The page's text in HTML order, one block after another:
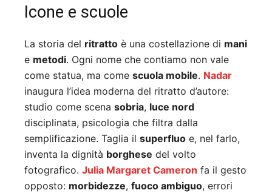
Icone e scuole
La storia del ritratto è una costellazione di mani
e metodi. Ogni nome che contiamo non vale
come statua, ma come scuola mobile. Nadar
inaugura l’idea moderna del ritratto d’autore:
studio come scena sobria, luce nord
disciplinata, psicologia che filtra dalla
semplificazione. Taglia il superfluo e, nel farlo,
inventa la dignità borghese del volto
fotografico. Julia Margaret Cameron fa il gesto
opposto: morbidezze, fuoco ambiguo, errori